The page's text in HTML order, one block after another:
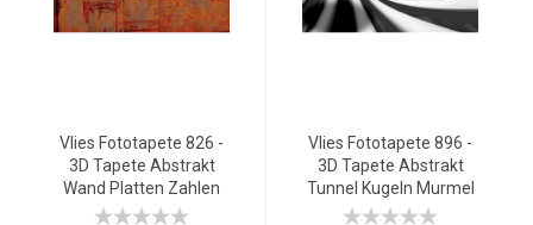
Vlies Fototapete 826 -
3D Tapete Abstrakt
Wand Platten Zahlen
Rost Nieten Design 3D
Vlies Fototapete 896 -
3D Tapete Abstrakt
Tunnel Kugeln Murmel
Spirale Streifen 3D